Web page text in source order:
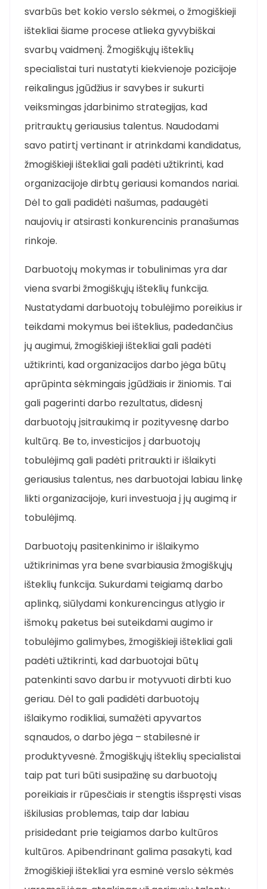
svarbūs bet kokio verslo sėkmei, o žmogiškieji
ištekliai šiame procese atlieka gyvybiškai
svarbų vaidmenį. Žmogiškųjų išteklių
specialistai turi nustatyti kiekvienoje pozicijoje
reikalingus įgūdžius ir savybes ir sukurti
veiksmingas įdarbinimo strategijas, kad
pritrauktų geriausius talentus. Naudodami
savo patirtį vertinant ir atrinkdami kandidatus,
žmogiškieji ištekliai gali padėti užtikrinti, kad
organizacijoje dirbtų geriausi komandos nariai.
Dėl to gali padidėti našumas, padaugėti
naujovių ir atsirasti konkurencinis pranašumas
rinkoje.
Darbuotojų mokymas ir tobulinimas yra dar
viena svarbi žmogiškųjų išteklių funkcija.
Nustatydami darbuotojų tobulėjimo poreikius ir
teikdami mokymus bei išteklius, padedančius
jų augimui, žmogiškieji ištekliai gali padėti
užtikrinti, kad organizacijos darbo jėga būtų
aprūpinta sėkmingais įgūdžiais ir žiniomis. Tai
gali pagerinti darbo rezultatus, didesnį
darbuotojų įsitraukimą ir pozityvesnę darbo
kultūrą. Be to, investicijos į darbuotojų
tobulėjimą gali padėti pritraukti ir išlaikyti
geriausius talentus, nes darbuotojai labiau linkę
likti organizacijoje, kuri investuoja į jų augimą ir
tobulėjimą.
Darbuotojų pasitenkinimo ir išlaikymo
užtikrinimas yra bene svarbiausia žmogiškųjų
išteklių funkcija. Sukurdami teigiamą darbo
aplinką, siūlydami konkurencingus atlygio ir
išmokų paketus bei suteikdami augimo ir
tobulėjimo galimybes, žmogiškieji ištekliai gali
padėti užtikrinti, kad darbuotojai būtų
patenkinti savo darbu ir motyvuoti dirbti kuo
geriau. Dėl to gali padidėti darbuotojų
išlaikymo rodikliai, sumažėti apyvartos
sąnaudos, o darbo jėga – stabilesnė ir
produktyvesnė. Žmogiškųjų išteklių specialistai
taip pat turi būti susipažinę su darbuotojų
poreikiais ir rūpesčiais ir stengtis išspręsti visas
iškilusias problemas, taip dar labiau
prisidedant prie teigiamos darbo kultūros
kultūros. Apibendrinant galima pasakyti, kad
žmogiškieji ištekliai yra esminė verslo sėkmės